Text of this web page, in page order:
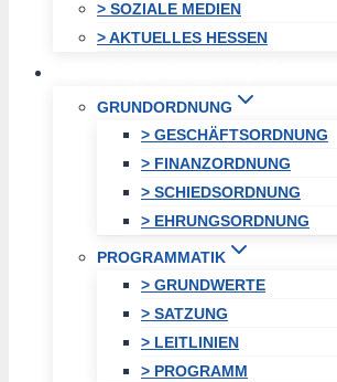
> SOZIALE MEDIEN
> AKTUELLES HESSEN
GRUNDORDNUNG
> GESCHÄFTSORDNUNG
> FINANZORDNUNG
> SCHIEDSORDNUNG
> EHRUNGSORDNUNG
PROGRAMMATIK
> GRUNDWERTE
> SATZUNG
> LEITLINIEN
> PROGRAMM